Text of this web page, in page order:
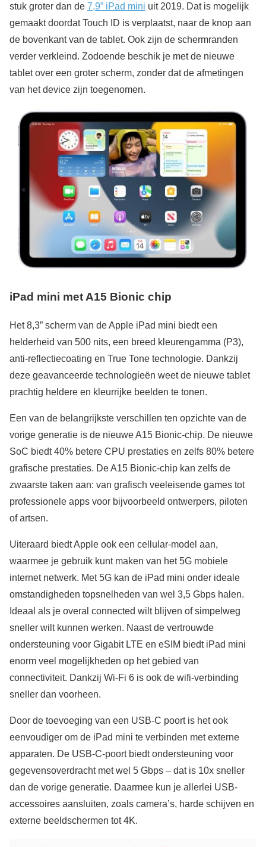
stuk groter dan de 7,9” iPad mini uit 2019. Dat is mogelijk
gemaakt doordat Touch ID is verplaatst, naar de knop aan
de bovenkant van de tablet. Ook zijn de schermranden
verder verkleind. Zodoende beschik je met de nieuwe
tablet over een groter scherm, zonder dat de afmetingen
van het device zijn toegenomen.
iPad mini met A15 Bionic chip
Het 8,3” scherm van de Apple iPad mini biedt een
helderheid van 500 nits, een breed kleurengamma (P3),
anti-reflectiecoating en True Tone technologie. Dankzij
deze geavanceerde technologieën weet de nieuwe tablet
prachtig heldere en kleurrijke beelden te tonen.
Een van de belangrijkste verschillen ten opzichte van de
vorige generatie is de nieuwe A15 Bionic-chip. De nieuwe
SoC biedt 40% betere CPU prestaties en zelfs 80% betere
grafische prestaties. De A15 Bionic-chip kan zelfs de
zwaarste taken aan: van grafisch veeleisende games tot
professionele apps voor bijvoorbeeld ontwerpers, piloten
of artsen.
Uiteraard biedt Apple ook een cellular-model aan,
waarmee je gebruik kunt maken van het 5G mobiele
internet netwerk. Met 5G kan de iPad mini onder ideale
omstandigheden topsnelheden van wel 3,5 Gbps halen.
Ideaal als je overal connected wilt blijven of simpelweg
sneller wilt kunnen werken. Naast de vertrouwde
ondersteuning voor Gigabit LTE en eSIM biedt iPad mini
enorm veel mogelijkheden op het gebied van
connectiviteit. Dankzij Wi-Fi 6 is ook de wifi-verbinding
sneller dan voorheen.
Door de toevoeging van een USB-C poort is het ook
eenvoudiger om de iPad mini te verbinden met externe
apparaten. De USB-C-poort biedt ondersteuning voor
gegevensoverdracht met wel 5 Gbps – dat is 10x sneller
dan de vorige generatie. Daarmee kun je allerlei USB-
accessoires aansluiten, zoals camera’s, harde schijven en
externe beeldschermen tot 4K.